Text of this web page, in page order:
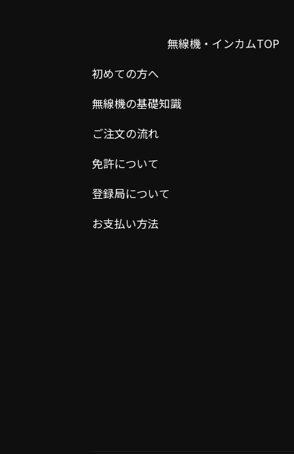
無線機・インカムTOP
初めての方へ
無線機の基礎知識
ご注文の流れ
免許について
登録局について
お支払い方法